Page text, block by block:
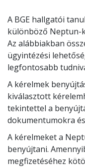
A BGE hallgatói
különböző Neptun-
Az alábbiakban
ügyintézési
legfontosabb
A kérelmek
kiválasztott
tekintettel a
dokumentumokra
A kérelmeket a
benyújtani.
megfizetéséhez